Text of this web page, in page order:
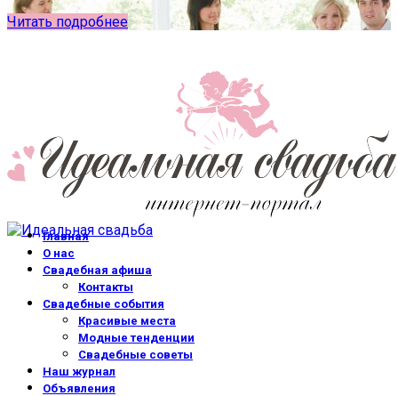
Читать подробнее
Главная
О нас
Свадебная афиша
Контакты
Свадебные события
Красивые места
Модные тенденции
Свадебные советы
Наш журнал
Объявления